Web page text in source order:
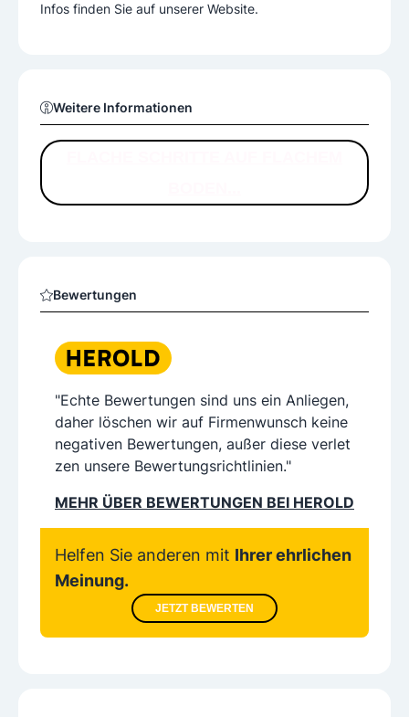
Infos finden Sie auf unserer Website.
Weitere Informationen
Bewertungen
"Echte Bewertungen sind uns ein Anliegen,
daher löschen wir auf Firmenwunsch keine
negativen Bewertungen, außer diese verlet
zen unsere Bewertungsrichtlinien."
MEHR ÜBER BEWERTUNGEN BEI HEROLD
Helfen Sie anderen mit Ihrer ehrlichen
Meinung.
JETZT BEWERTEN